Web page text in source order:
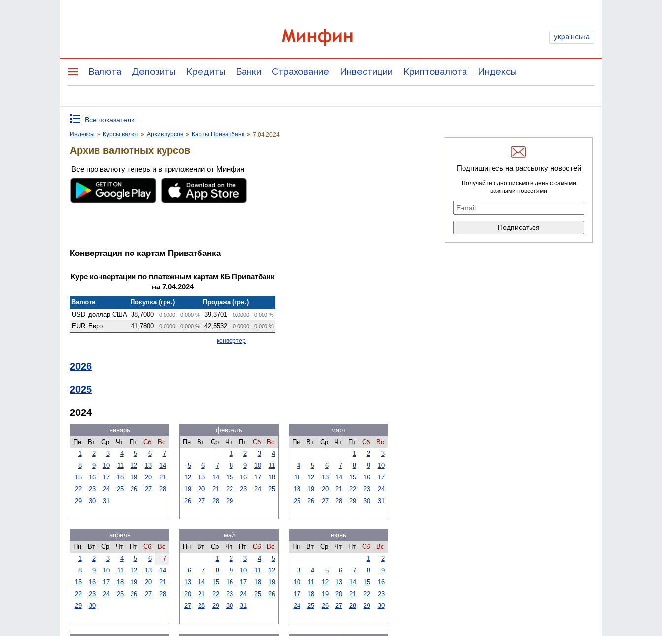
українська
Валюта Депозиты Кредиты Банки Страхование Инвестиции Криптовалюта Индексы
Все показатели
Индексы » Курсы валют » Архив курсов » Карты Приватбанк » 7.04.2024
Архив валютных курсов
Все про валюту теперь и в приложении от Минфин
Конвертация по картам Приватбанка
Курс конвертации по платежным картам КБ Приватбанк
на 7.04.2024
Валюта Покупка (грн.)
Продажа (грн.)
USD доллар США 38,7000 0.0000 0.000 % 39,3701 0.0000 0.000 %
EUR Евро 41,7800 0.0000 0.000 % 42,5532 0.0000 0.000 %
конвертер
2026
2025
2024
январь
Пн
Вт Ср Чт Пт Сб
Вс
1
2 3 4 5 6
7
8
9 10 11 12 13
14
15
16 17 18 19 20
21
22
23 24 25 26 27
28
29
30 31
февраль
Пн
Вт Ср Чт Пт Сб
Вс
1
2 3
4
5
6 7 8 9 10
11
12
13 14 15 16 17
18
19
20 21 22 23 24
25
26
27 28 29
март
Пн
Вт Ср Чт Пт Сб
Вс
1
2
3
4
5 6 7 8 9
10
11
12 13 14 15 16
17
18
19 20 21 22 23
24
25
26 27 28 29 30 31
апрель
Пн
Вт Ср Чт Пт Сб
Вс
1
2 3 4 5 6
7
8
9 10 11 12 13
14
15
16 17 18 19 20
21
22
23 24 25 26 27
28
29
30
май
Пн
Вт Ср Чт Пт Сб
Вс
1
2 3 4
5
6
7 8 9 10 11
12
13
14 15 16 17 18
19
20
21 22 23 24 25
26
27
28 29 30 31
июнь
Пн
Вт Ср Чт Пт Сб
Вс
1
2
3
4 5 6 7 8
9
10
11 12 13 14 15
16
17
18 19 20 21 22
23
24
25 26 27 28 29 30
Подпишитесь на рассылку новостей
Получайте одно письмо в день с самыми
важными новостями